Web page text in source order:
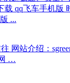
qq飞车手机版
...
网站介绍：
…